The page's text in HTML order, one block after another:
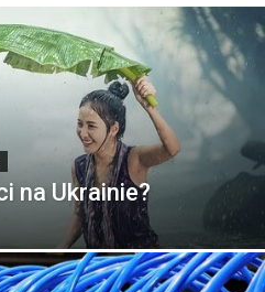
na Ukrainie?